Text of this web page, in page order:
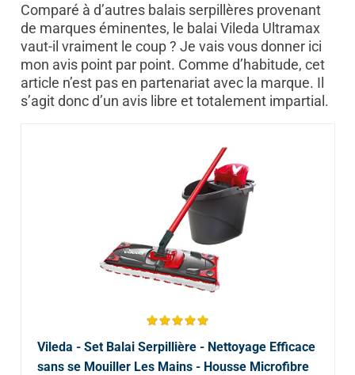
Comparé à d’autres balais serpillères provenant
de marques éminentes, le balai Vileda Ultramax
vaut-il vraiment le coup ? Je vais vous donner ici
mon avis point par point. Comme d’habitude, cet
article n’est pas en partenariat avec la marque. Il
s’agit donc d’un avis libre et totalement impartial.
Vileda - Set Balai Serpillière - Nettoyage Efficace
sans se Mouiller Les Mains - Housse Microfibre